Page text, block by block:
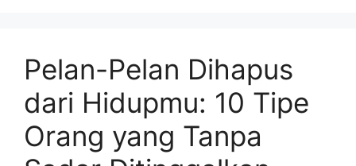
Pelan-Pelan Dihapus
dari Hidupmu: 10 Tipe
Orang yang Tanpa